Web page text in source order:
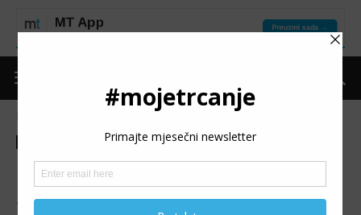
Izdvojeno MT reflektor
MT REFLEKTOR: Josip
Škorić